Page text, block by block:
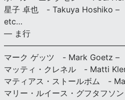
星子 卓也 - Takuya Hoshiko –
etc…
— ま行
マーク ゲッツ - Mark Goetz –
マッティ・クレネル - Matti
マティアス・ストールボム -
マリー・ルイース・グフタフ